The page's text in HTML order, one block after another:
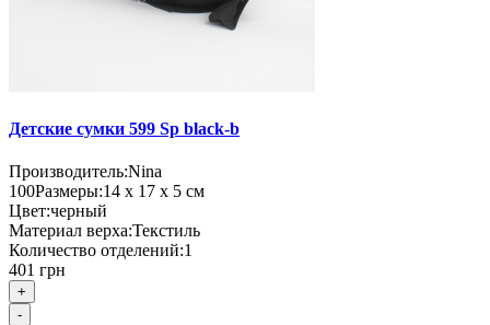
Детские сумки 599 Sp black-b
Производитель:Nina
100Размеры:14 х 17 х 5 см
Цвет:черный
Материал верха:Текстиль
Количество отделений:1
401 грн
+
-